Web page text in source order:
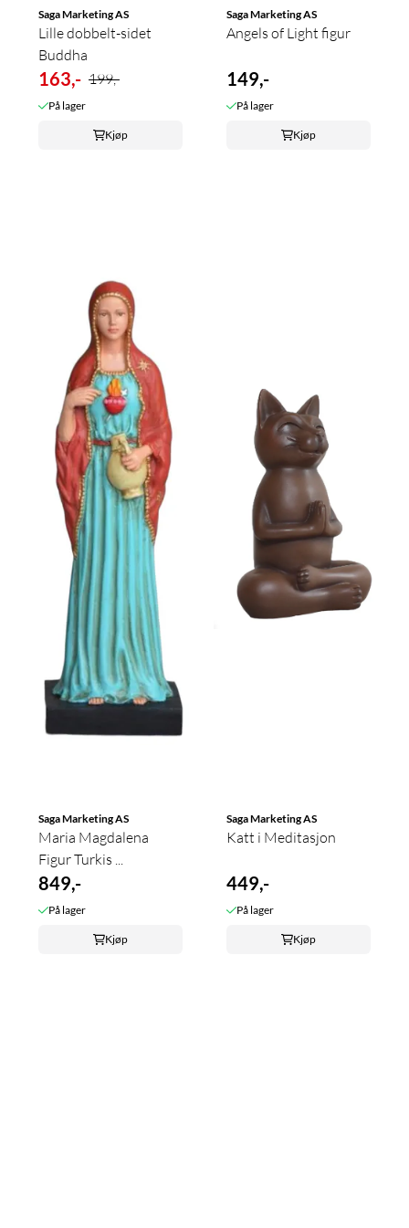
Saga Marketing AS
Lille dobbelt-sidet
Buddha
163,- 199,-
På lager
Kjøp
Saga Marketing AS
Angels of Light figur
149,-
På lager
Kjøp
Saga Marketing AS
Maria Magdalena
Figur Turkis ...
849,-
På lager
Kjøp
Saga Marketing AS
Katt i Meditasjon
449,-
På lager
Kjøp